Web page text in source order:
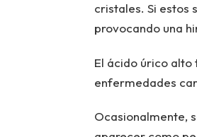
cristales. Si estos
provocando una
El ácido úrico alto
enfermedades
Ocasionalmente,